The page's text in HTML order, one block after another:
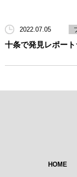
2022.07.05
十条で発見レポー
HOME